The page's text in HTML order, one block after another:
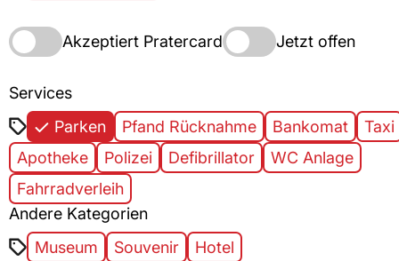
Akzeptiert
Pratercard
Akzeptiert PratercardJetzt
offen
Jetzt offen
Services
Parken
Pfand Rücknahme Bankomat
Taxi
Apotheke
Polizei Defibrillator
WC Anlage
Fahrradverleih
Andere Kategorien
Museum
Souvenir
Hotel